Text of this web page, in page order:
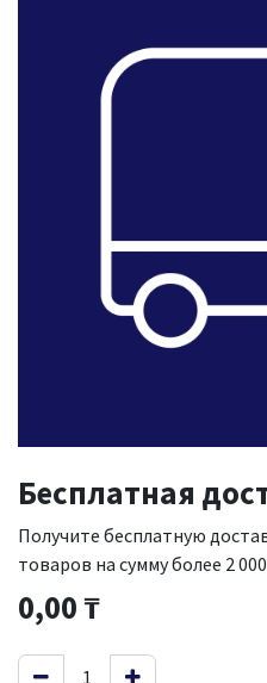
Бесплатная
Получите бесплатную
товаров на сумму более 2
0,00₸